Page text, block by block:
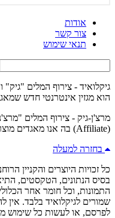
אודות
צור קשר
תנאי שימוש
גיקלואיד - צירוף המלים "גיק"
הוא מגזין אינטרנטי חדש
מרצ'ן-גיק - צירוף המלים
(Affiliate) בה אנו מאגדים מוצרים מגניבים מרחבי הרשת.
בחזרה למעלה
כל זכויות היוצרים והקניין
בסיס הנתונים, הטקסטים,
התמונות, וכל חומר אחר
שמורים לגיקלואיד בלבד.
לפרסם, או לעשות כל שימוש